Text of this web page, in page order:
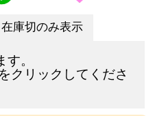
在庫切のみ表示
。
をクリックしてくださ